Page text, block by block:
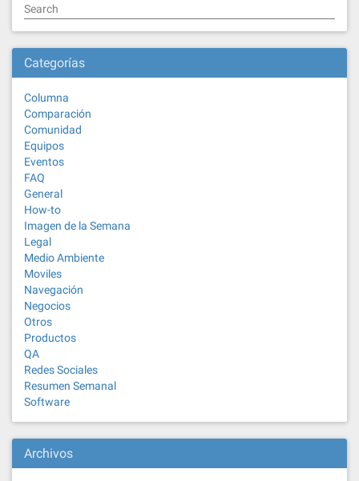
Search
Categorías
Columna
Comparación
Comunidad
Equipos
Eventos
FAQ
General
How-to
Imagen de la Semana
Legal
Medio Ambiente
Moviles
Navegación
Negocios
Otros
Productos
QA
Redes Sociales
Resumen Semanal
Software
Archivos